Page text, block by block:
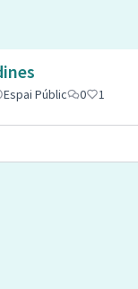
Espai Públic 0 1